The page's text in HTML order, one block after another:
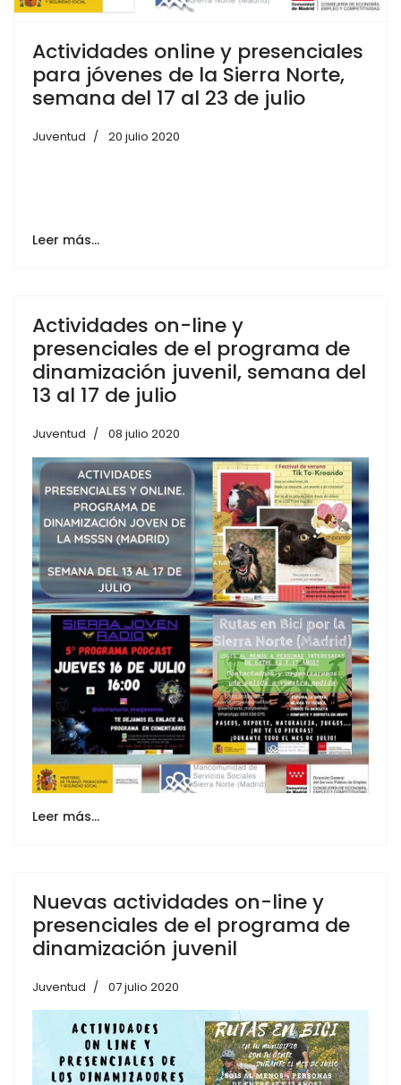
Actividades online y presenciales
para jóvenes de la Sierra Norte,
semana del 17 al 23 de julio
Juventud 20 julio 2020
Leer más…
Actividades on-line y
presenciales de el programa de
dinamización juvenil, semana del
13 al 17 de julio
Juventud 08 julio 2020
Leer más…
Nuevas actividades on-line y
presenciales de el programa de
dinamización juvenil
Juventud 07 julio 2020